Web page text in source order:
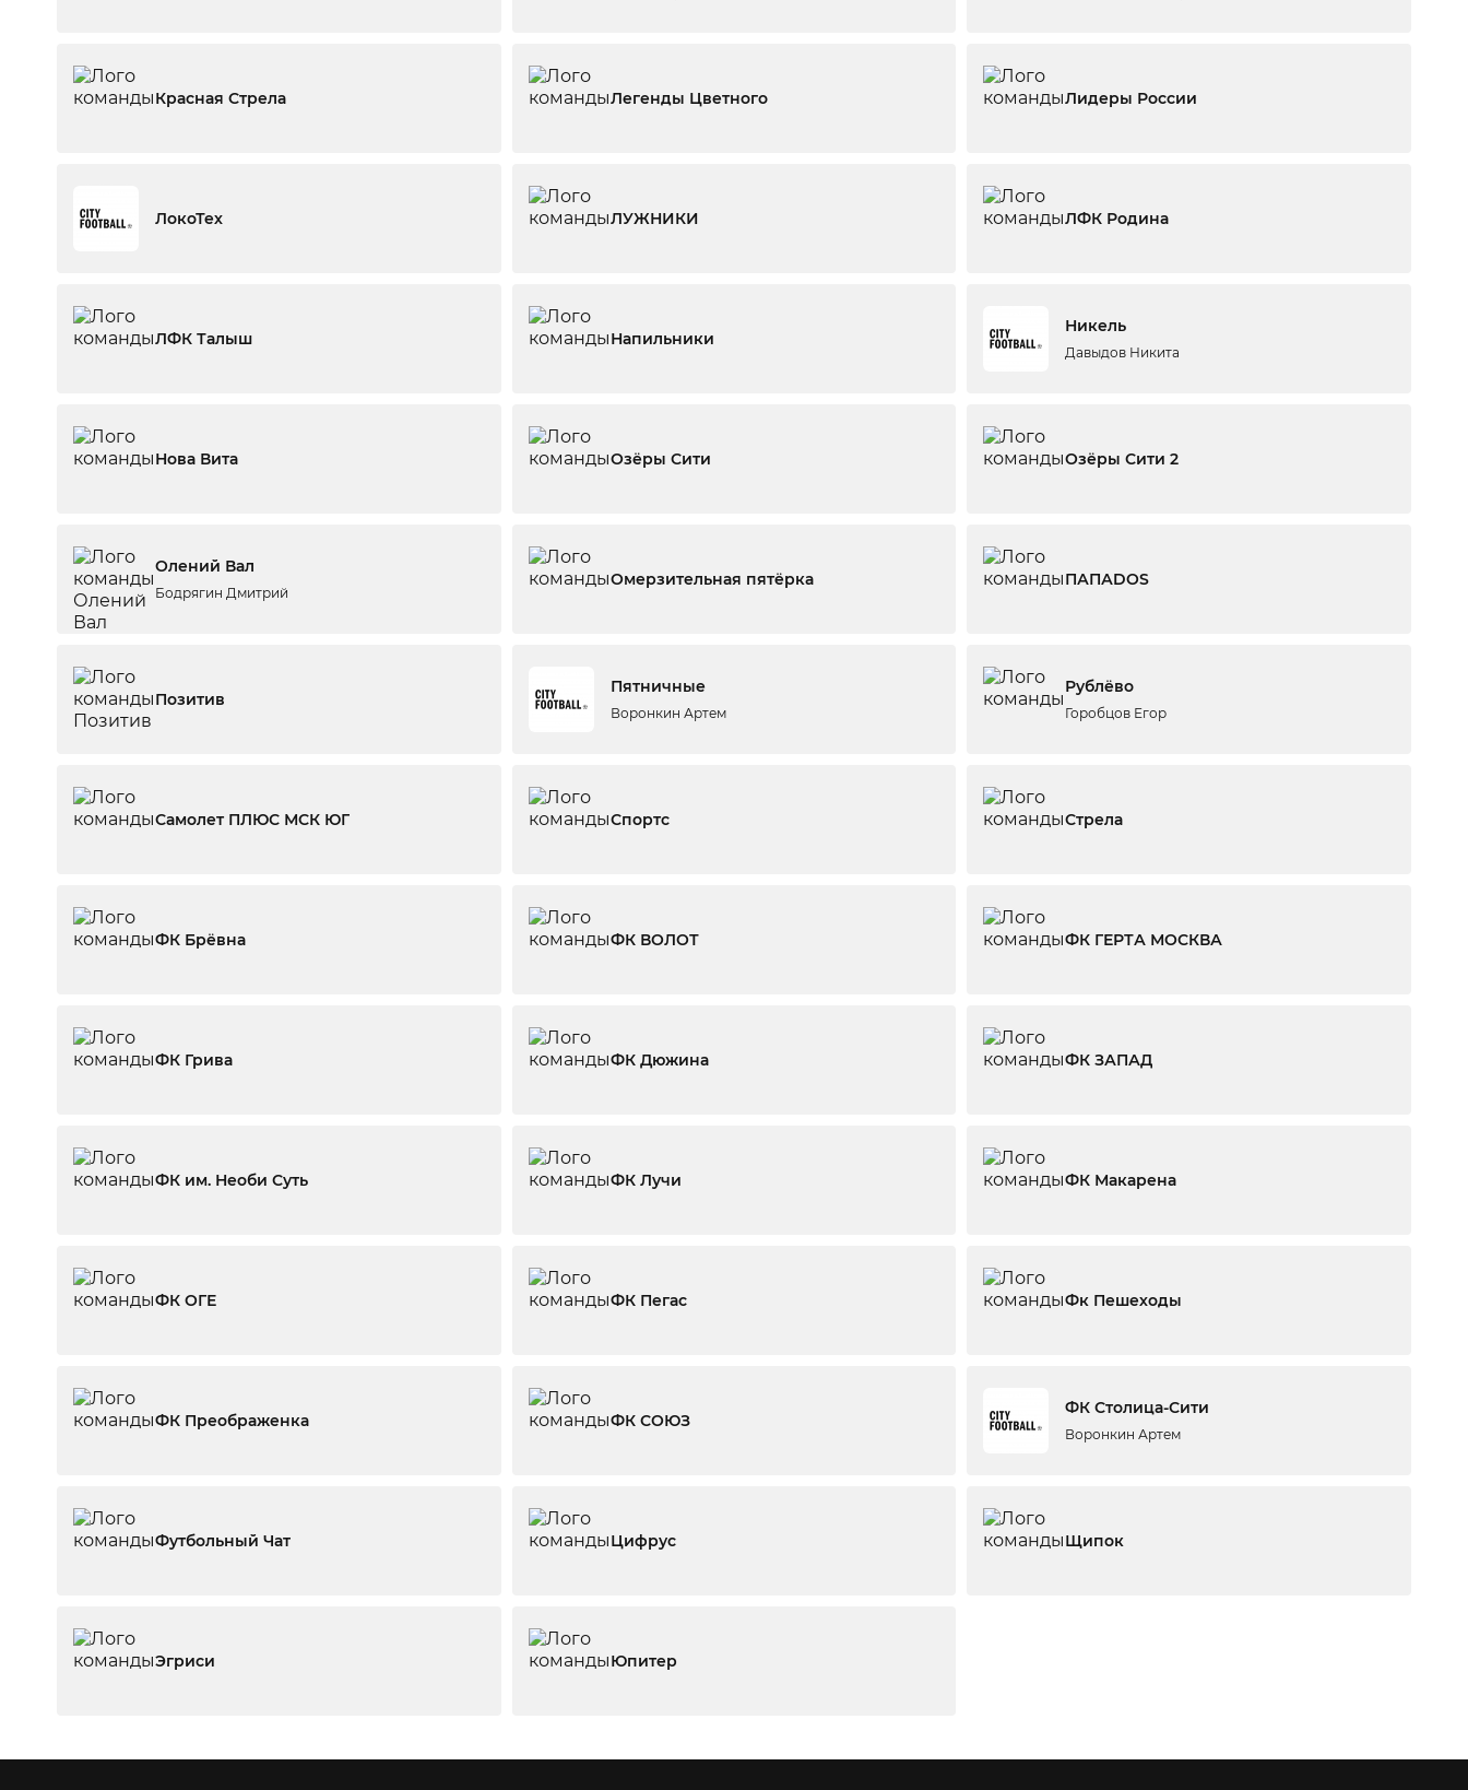
Красная Стрела Легенды Цветного Лидеры России
ЛокоТех ЛУЖНИКИ ЛФК Родина
ЛФК Талыш Напильники
Никель
Давыдов Никита
Нова Вита Озёры Сити Озёры Сити 2
Олений Вал
Бодрягин Дмитрий
Омерзительная пятёрка ПАПАDOS
Позитив
Пятничные
Воронкин Артем
Рублёво
Горобцов Егор
Самолет ПЛЮС МСК ЮГ Спортс Стрела
ФК Брёвна ФК ВОЛОТ ФК ГЕРТА МОСКВА
ФК Грива ФК Дюжина ФК ЗАПАД
ФК им. Необи Суть ФК Лучи ФК Макарена
ФК ОГЕ ФК Пегас Фк Пешеходы
ФК Преображенка ФК СОЮЗ
ФК Столица-Сити
Воронкин Артем
Футбольный Чат Цифрус Щипок
Эгриси Юпитер